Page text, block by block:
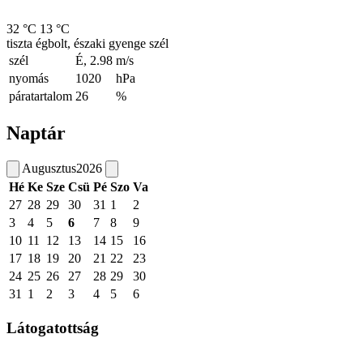
32 °C 13 °C
tiszta égbolt, északi gyenge szél
szél
É, 2.98 m/s
nyomás
1020
hPa
páratartalom 26 %
Naptár
Augusztus2026
Hé Ke Sze Csü Pé Szo Va
27 28 29 30 31 1
2
3
4 5 6 7 8
9
10 11 12 13 14 15
16
17 18 19 20 21 22
23
24 25 26 27 28 29
30
31
1 2 3 4 5 6
Látogatottság